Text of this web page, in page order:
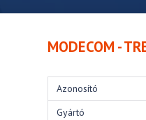
MODECOM -
Azonosító
Gyártó